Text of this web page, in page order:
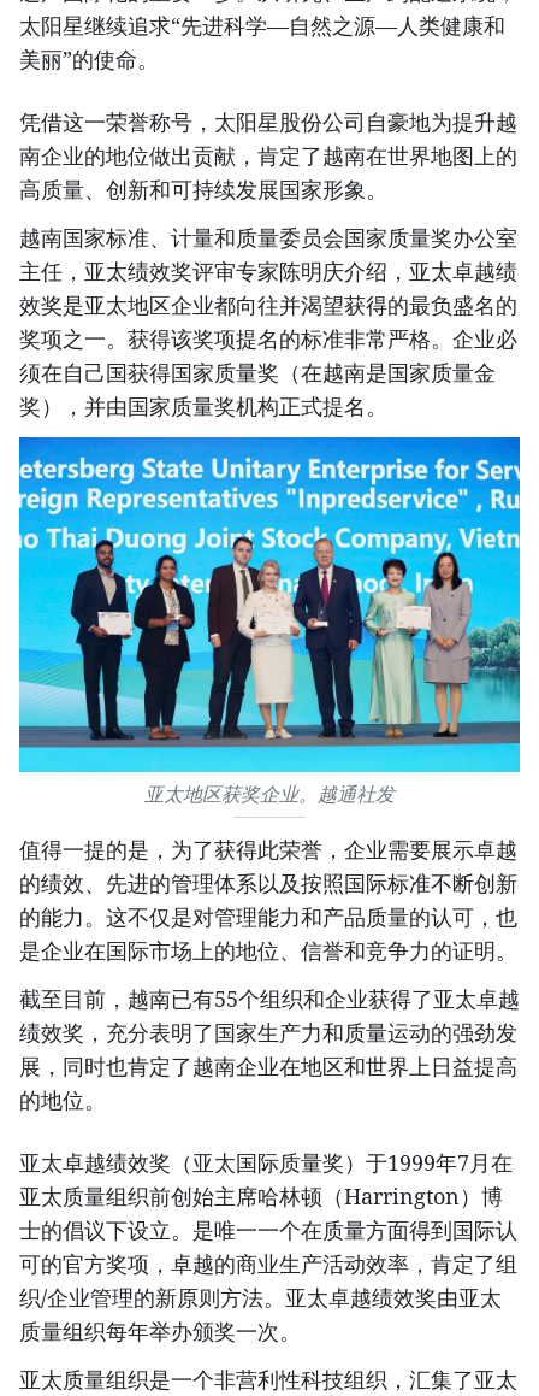
太阳星继续追求“先进科学—自然之源—人类健康和
美丽”的使命。
凭借这一荣誉称号，太阳星股份公司自豪地为提升越
南企业的地位做出贡献，肯定了越南在世界地图上的
高质量、创新和可持续发展国家形象。
越南国家标准、计量和质量委员会国家质量奖办公室
主任，亚太绩效奖评审专家陈明庆介绍，亚太卓越绩
效奖是亚太地区企业都向往并渴望获得的最负盛名的
奖项之一。获得该奖项提名的标准非常严格。企业必
须在自己国获得国家质量奖（在越南是国家质量金
奖），并由国家质量奖机构正式提名。
亚太地区获奖企业。越通社发
值得一提的是，为了获得此荣誉，企业需要展示卓越
的绩效、先进的管理体系以及按照国际标准不断创新
的能力。这不仅是对管理能力和产品质量的认可，也
是企业在国际市场上的地位、信誉和竞争力的证明。
截至目前，越南已有55个组织和企业获得了亚太卓越
绩效奖，充分表明了国家生产力和质量运动的强劲发
展，同时也肯定了越南企业在地区和世界上日益提高
的地位。
亚太卓越绩效奖（亚太国际质量奖）于1999年7月在
亚太质量组织前创始主席哈林顿（Harrington）博
士的倡议下设立。是唯一一个在质量方面得到国际认
可的官方奖项，卓越的商业生产活动效率，肯定了组
织/企业管理的新原则方法。亚太卓越绩效奖由亚太
质量组织每年举办颁奖一次。
亚太质量组织是一个非营利性科技组织，汇集了亚太